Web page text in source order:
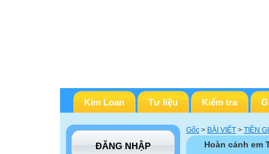
Kim Loan Tư liệu Kiểm tra
ĐĂNG NHẬP
Gốc > BÀI VIẾT > TIỀN
Hoàn cảnh em